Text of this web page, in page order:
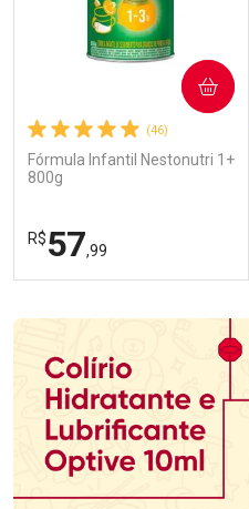
(46)
Fórmula Infantil Nestonutri 1+
800g
R$57,99
COMPRAR